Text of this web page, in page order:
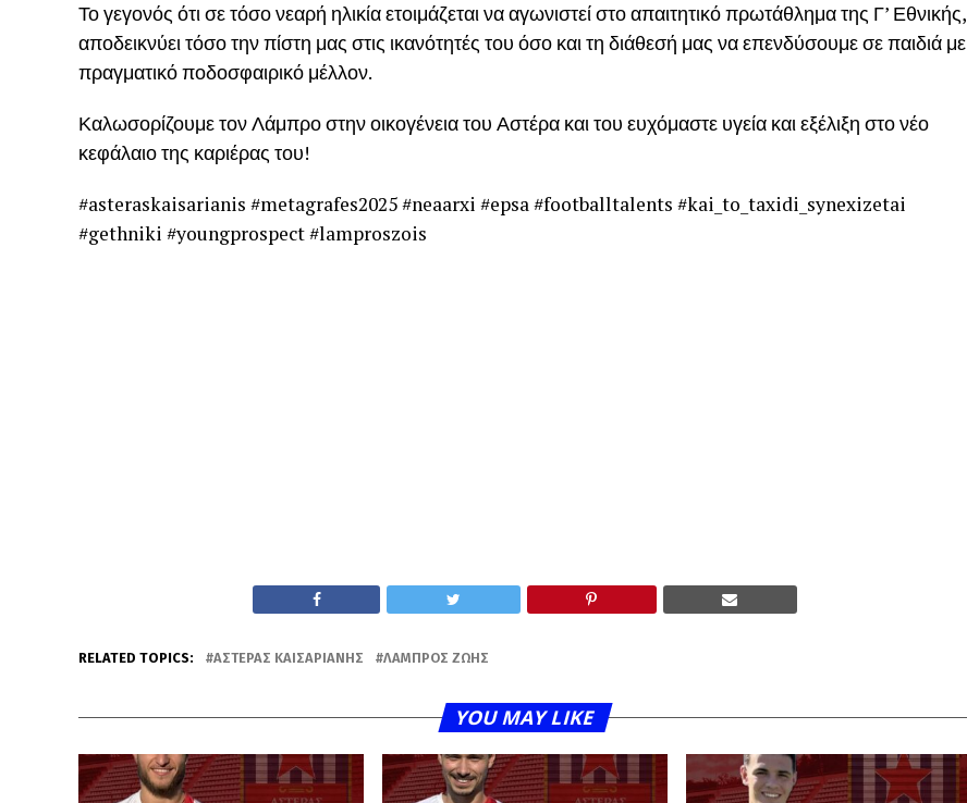
Το γεγονός ότι σε τόσο νεαρή ηλικία ετοιμάζεται να αγωνιστεί στο απαιτητικό πρωτάθλημα της Γ’ Εθνικής,
αποδεικνύει τόσο την πίστη μας στις ικανότητές του όσο και τη διάθεσή μας να επενδύσουμε σε παιδιά με
πραγματικό ποδοσφαιρικό μέλλον.
Καλωσορίζουμε τον Λάμπρο στην οικογένεια του Αστέρα και του ευχόμαστε υγεία και εξέλιξη στο νέο
κεφάλαιο της καριέρας του!
#asteraskaisarianis #metagrafes2025 #neaarxi #epsa #footballtalents #kai_to_taxidi_synexizetai
#gethniki #youngprospect #lamproszois
RELATED TOPICS: ΑΣΤΈΡΑΣ ΚΑΙΣΑΡΙΑΝΉΣ ΛΆΜΠΡΟΣ ΖΏΗΣ
YOU MAY LIKE